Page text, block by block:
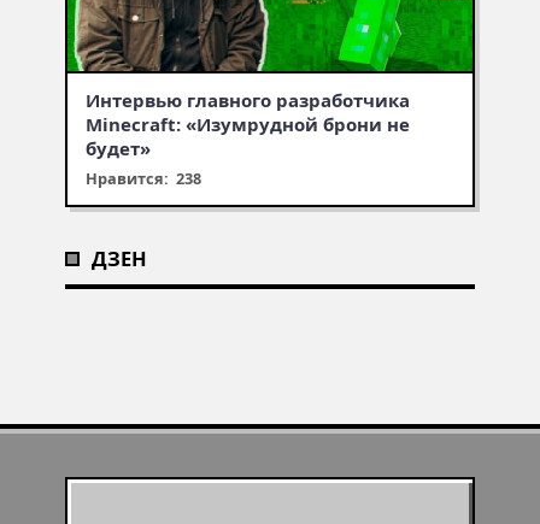
Интервью главного разработчика
Minecraft: «Изумрудной брони не
будет»
Нравится: 238
ДЗЕНМуухомор станет муушрумом
или мушрумом
Первая встреча с крипером,
робинзонада в Minecraft —
Что добавят в обновлении
муушрумом или мушрумом